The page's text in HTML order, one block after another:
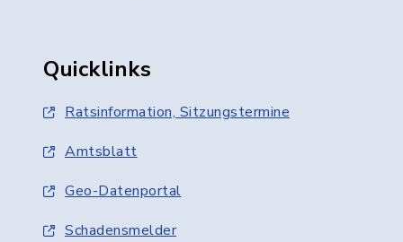
Quicklinks
Ratsinformation, Sitzungstermine
Amtsblatt
Geo-Datenportal
Schadensmelder